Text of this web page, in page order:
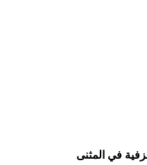
في المثنى